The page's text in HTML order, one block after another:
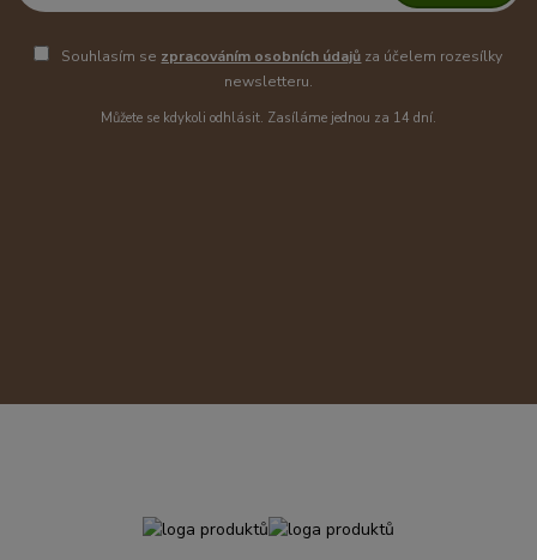
Souhlasím se zpracováním osobních údajů za účelem rozesílky
newsletteru.
Můžete se kdykoli odhlásit. Zasíláme jednou za 14 dní.